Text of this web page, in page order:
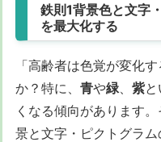
鉄則1背景色と文字
を最大化する
「高齢者は色覚が変化
か？特に、 青や緑 紫
くなる傾向があります
景と文字・ピクトグラ